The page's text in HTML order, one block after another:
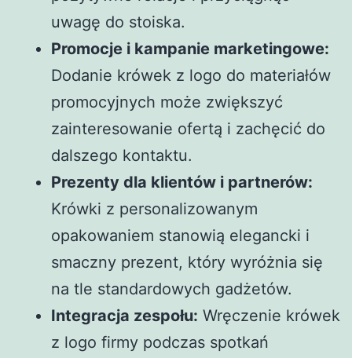
uwagę do stoiska.
Promocje i kampanie marketingowe:
Dodanie krówek z logo do materiałów
promocyjnych może zwiększyć
zainteresowanie ofertą i zachęcić do
dalszego kontaktu.
Prezenty dla klientów i partnerów:
Krówki z personalizowanym
opakowaniem stanowią elegancki i
smaczny prezent, który wyróżnia się
na tle standardowych gadżetów.
Integracja zespołu: Wręczenie krówek
z logo firmy podczas spotkań